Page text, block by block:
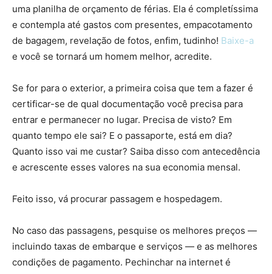
uma planilha de orçamento de férias. Ela é completíssima
e contempla até gastos com presentes, empacotamento
de bagagem, revelação de fotos, enfim, tudinho! Baixe-a
e você se tornará um homem melhor, acredite.
Se for para o exterior, a primeira coisa que tem a fazer é
certificar-se de qual documentação você precisa para
entrar e permanecer no lugar. Precisa de visto? Em
quanto tempo ele sai? E o passaporte, está em dia?
Quanto isso vai me custar? Saiba disso com antecedência
e acrescente esses valores na sua economia mensal.
Feito isso, vá procurar passagem e hospedagem.
No caso das passagens, pesquise os melhores preços —
incluindo taxas de embarque e serviços — e as melhores
condições de pagamento. Pechinchar na internet é